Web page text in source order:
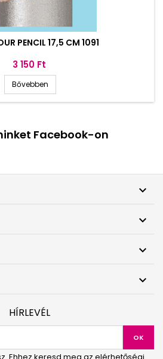
PENCIL 17,5 CM 1091
Ár
3 150 Ft
Bővebben
Facebook-on




HÍRLEVÉL
Ehhez keresd meg az elérhetőségi